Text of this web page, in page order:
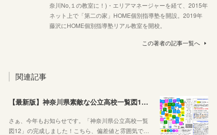
奈川No,１の教室に！)・エリアマネージャーを経て、2015年
ネット上で「第二の家」HOME個別指導塾を開設。2019年
藤沢にHOME個別指導塾リアル教室を開校。
この著者の記事一覧へ
関連記事
【最新版】神奈川県素敵な公立高校一覧図12が完成しました！
さぁ、今年もお知らせです。「神奈川県公立高校一覧
図12」の完成しました！こちら、偏差値と雰囲気で…